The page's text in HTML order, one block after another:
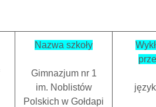
Nazwa szkoły
Gimnazjum nr 1
im. Noblistów
Polskich w Gołdapi